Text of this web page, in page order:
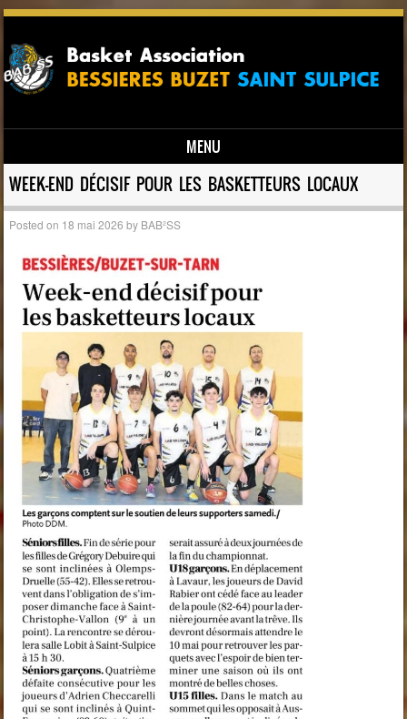
MENU
Skip to content
WEEK-END DÉCISIF POUR LES BASKETTEURS LOCAUX
Posted on 18 mai 2026 by BAB²SS